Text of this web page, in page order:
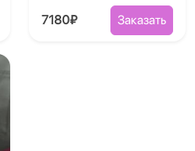
7180₽ Заказать